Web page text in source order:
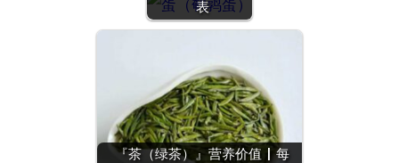
表
『茶（绿茶）』营养价值 | 每